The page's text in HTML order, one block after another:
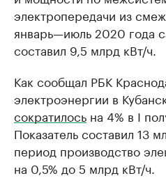
электропередачи из
январь—июль 2020 года
составил 9,5 млрд кВт/ч.
Как сообщал РБК
электроэнергии в
сократилось на 4% в I
Показатель составил 13
период производство
на 0,5% до 5 млрд кВт/ч.